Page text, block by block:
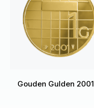
Gouden Gulden 2001